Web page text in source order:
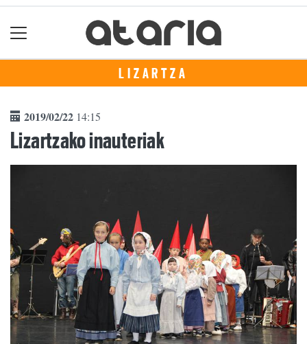
LIZARTZA
2019/02/22 14:15
Lizartzako inauteriak